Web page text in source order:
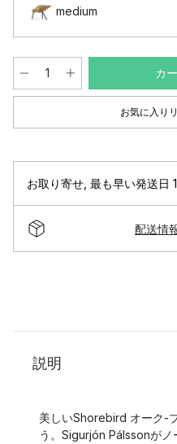
medium
カ
お気に入り
お取り寄せ 最も早い発送日
配送情
説明
美しいShorebird オーク-
う。Sigurjón Pálssonがノ